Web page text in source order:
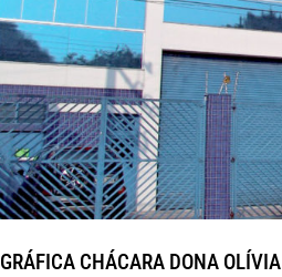
GRÁFICA CHÁCARA DONA OLÍVIA